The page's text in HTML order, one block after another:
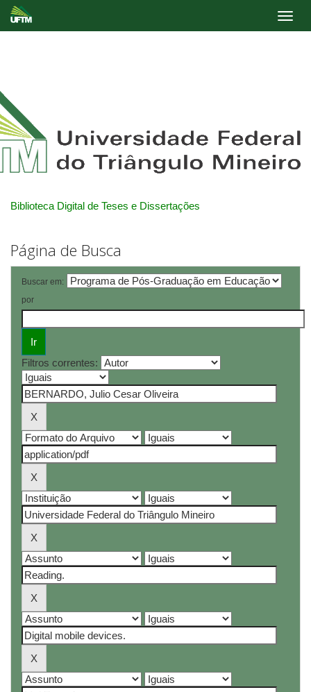
Biblioteca Digital de Teses e Dissertações
Página de Busca
Buscar em:
por
Filtros correntes: